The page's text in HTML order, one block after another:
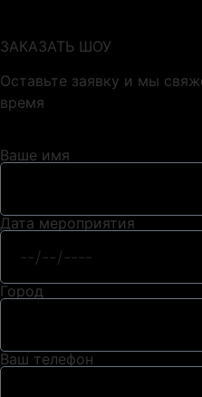
ЗАКАЗАТЬ ШОУ
Оставьте заявку и мы
время
Ваше имя
Дата мероприятия
Город
Ваш телефон